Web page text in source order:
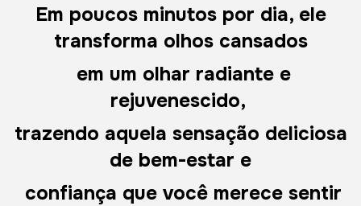
Em poucos minutos por dia, ele
transforma olhos cansados
em um olhar radiante e
rejuvenescido,
trazendo aquela sensação deliciosa
de bem-estar e
confiança que você merece sentir